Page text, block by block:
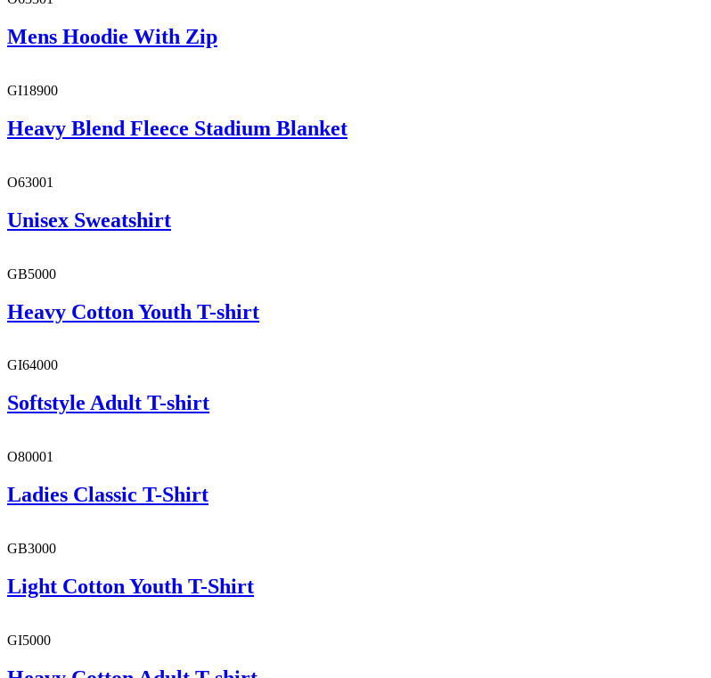
Mens Hoodie With Zip
GI18900
Heavy Blend Fleece Stadium Blanket
O63001
Unisex Sweatshirt
GB5000
Heavy Cotton Youth T-shirt
GI64000
Softstyle Adult T-shirt
O80001
Ladies Classic T-Shirt
GB3000
Light Cotton Youth T-Shirt
GI5000